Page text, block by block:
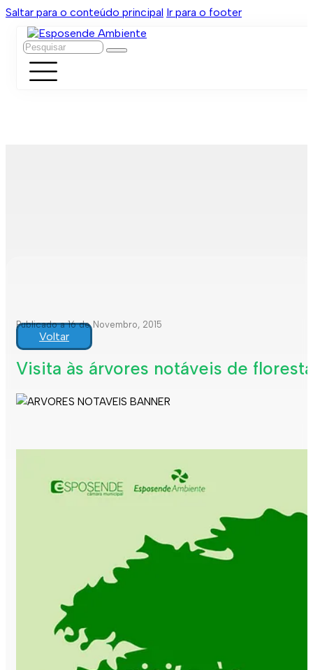
Saltar para o conteúdo principal Ir para o footer
Pesquisar
Publicado a 16 de Novembro, 2015
Voltar
Visita às árvores notáveis de